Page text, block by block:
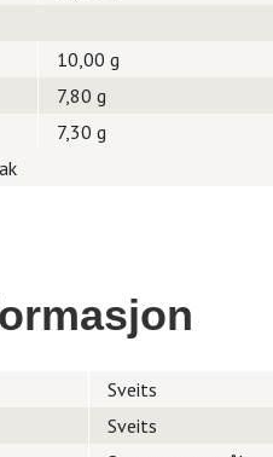
10,00 g
7,80 g
7,30 g
Sveits
Sveits